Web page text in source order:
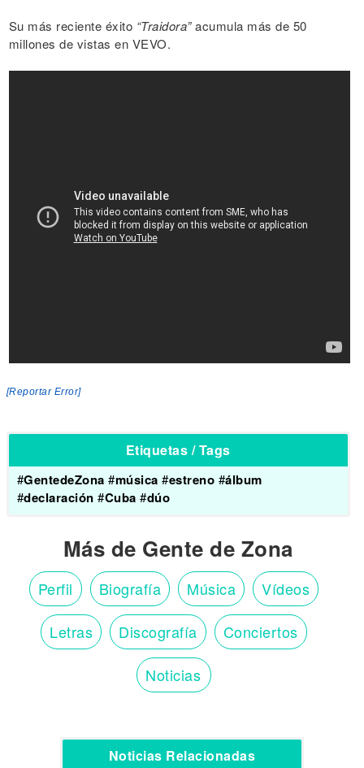
Su más reciente éxito “Traidora”acumula más de 50
millones de vistas en VEVO.
[Reportar Error]
Etiquetas / Tags
#GentedeZona #música #estreno #álbum
#declaración #Cuba #dúo
Más de Gente de Zona
Perfil Biografía Música Vídeos
Letras Discografía Conciertos
Noticias
Noticias Relacionadas